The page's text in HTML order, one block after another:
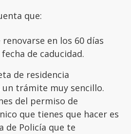
que:
en los 60 días
de caducidad.
de residencia
trámite muy sencillo.
del permiso de
que tienes que hacer es
de Policía que te